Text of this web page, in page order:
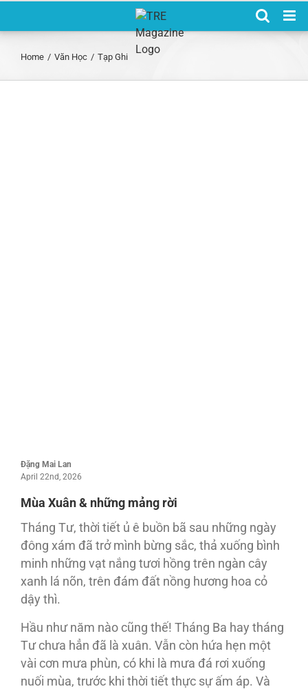
Home / Văn Học / Tạp Ghi
Đặng Mai Lan
April 22nd, 2026
Mùa Xuân & những mảng rời
Tháng Tư, thời tiết ủ ê buồn bã sau những ngày
đông xám đã trở mình bừng sắc, thả xuống bình
minh những vạt nắng tươi hồng trên ngàn cây
xanh lá nõn, trên đám đất nồng hương hoa cỏ
dậy thì.
Hầu như năm nào cũng thế! Tháng Ba hay tháng
Tư chưa hẳn đã là xuân. Vẫn còn hứa hẹn một
vài cơn mưa phùn, có khi là mưa đá rơi xuống
nuối mùa, trước khi thời tiết thực sự ấm áp. Và